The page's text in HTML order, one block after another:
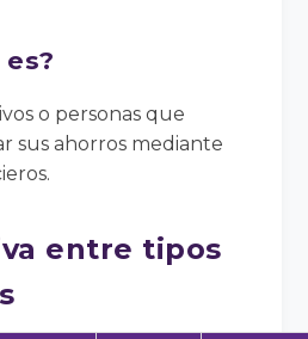
o personas que
sus ahorros mediante
entre tipos